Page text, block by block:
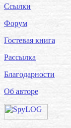
Ссылки
Форум
Гостевая книга
Рассылка
Благодарности
Об авторе